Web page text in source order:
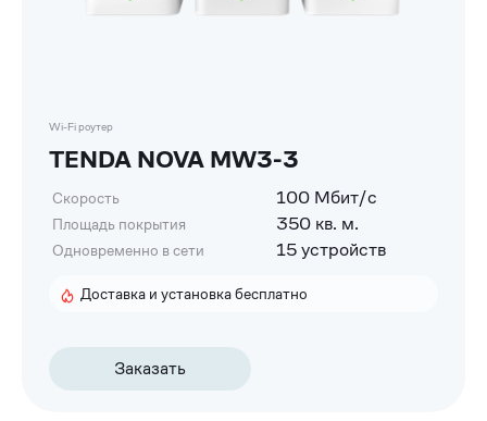
Wi-Fi роутер
TENDA NOVA MW3-3
Скорость 100 Мбит/с
Площадь покрытия 350 кв. м.
Одновременно в сети 15 устройств
Доставка и установка бесплатно
Заказать